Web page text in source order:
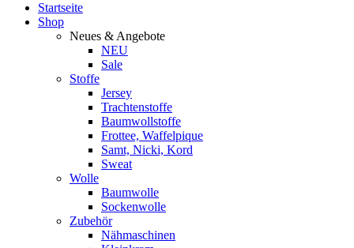
Startseite
Shop
Neues & Angebote
NEU
Sale
Stoffe
Jersey
Trachtenstoffe
Baumwollstoffe
Frottee, Waffelpique
Samt, Nicki, Kord
Sweat
Wolle
Baumwolle
Sockenwolle
Zubehör
Nähmaschinen